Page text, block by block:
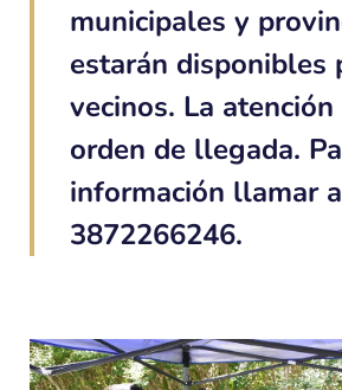
municipales y
estarán disponibles
vecinos. La
orden de llegada.
información llamar
3872266246.